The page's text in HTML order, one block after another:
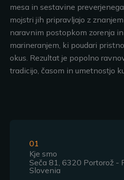
mesa in sestavine
mojstri jih pripravljajo z
naravnim postopkom zorenja in
marineranjem, ki poudari
okus. Rezultat je popolno
tradicijo, časom in umetnostjo
01
Kje smo
Seča 81, 6320 Portorož -
Slovenia